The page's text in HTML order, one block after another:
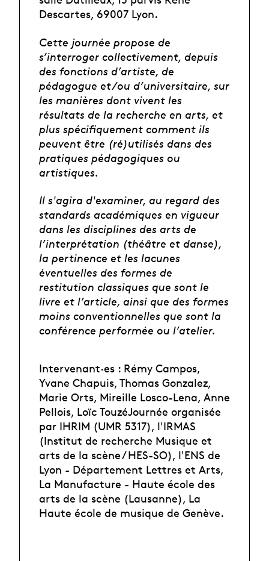
Descartes, 69007 Lyon.
Cette journée propose de
s’interroger collectivement, depuis
des fonctions d’artiste, de
pédagogue et/ou d’universitaire, sur
les manières dont vivent les
résultats de la recherche en arts, et
plus spécifiquement comment ils
peuvent être (ré)utilisés dans des
pratiques pédagogiques ou
artistiques.
Il s'agira d'examiner, au regard des
standards académiques en vigueur
dans les disciplines des arts de
l’interprétation (théâtre et danse),
la pertinence et les lacunes
éventuelles des formes de
restitution classiques que sont le
livre et l’article, ainsi que des formes
moins conventionnelles que sont la
conférence performée ou l’atelier.
Intervenant·es : Rémy Campos,
Yvane Chapuis, Thomas Gonzalez,
Marie Orts, Mireille Losco-Lena, Anne
Pellois, Loïc TouzéJournée organisée
par IHRIM (UMR 5317), l'IRMAS
(Institut de recherche Musique et
arts de la scène / HES-SO), l'ENS de
Lyon - Département Lettres et Arts,
La Manufacture - Haute école des
arts de la scène (Lausanne), La
Haute école de musique de Genève.